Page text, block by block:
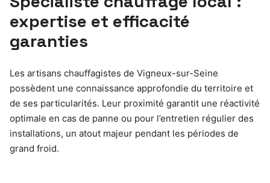
expertise et efficacité
garanties
Les artisans chauffagistes de Vigneux-sur-Seine
possèdent une connaissance approfondie du territoire et
de ses particularités. Leur proximité garantit une réactivité
optimale en cas de panne ou pour l’entretien régulier des
installations, un atout majeur pendant les périodes de
grand froid.